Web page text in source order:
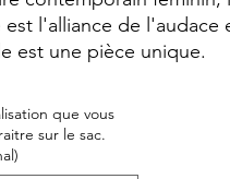
l'alliance de l'audace
est une pièce unique.
que vous
sur le sac.